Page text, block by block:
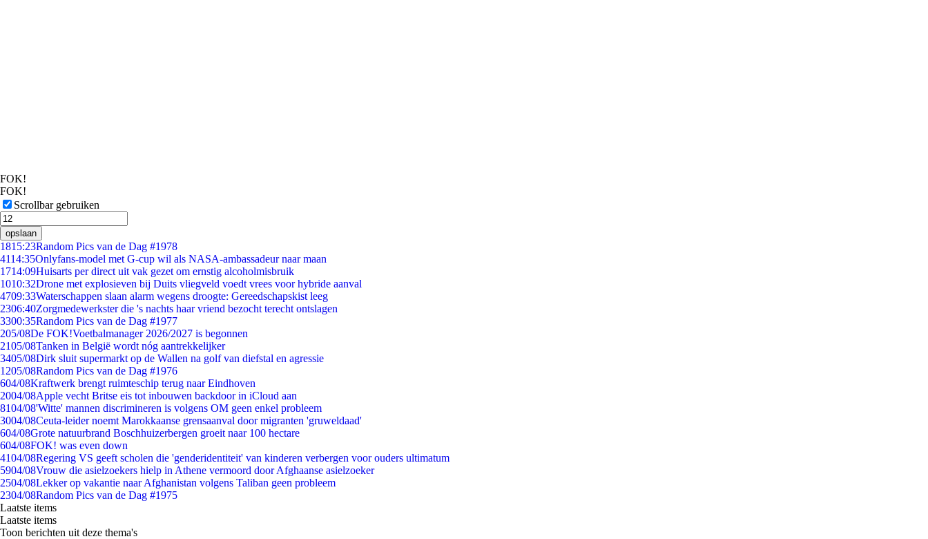
FOK!
FOK!
Scrollbar gebruiken
opslaan
1815:23Random Pics van de Dag #1978
4114:35Onlyfans-model met G-cup wil als NASA-ambassadeur naar maan
1714:09Huisarts per direct uit vak gezet om ernstig alcoholmisbruik
1010:32Drone met explosieven bij Duits vliegveld voedt vrees voor hybride aanval
4709:33Waterschappen slaan alarm wegens droogte: Gereedschapskist leeg
2306:40Zorgmedewerkster die 's nachts haar vriend bezocht terecht ontslagen
3300:35Random Pics van de Dag #1977
205/08De FOK!Voetbalmanager 2026/2027 is begonnen
2105/08Tanken in België wordt nóg aantrekkelijker
3405/08Dirk sluit supermarkt op de Wallen na golf van diefstal en agressie
1205/08Random Pics van de Dag #1976
604/08Kraftwerk brengt ruimteschip terug naar Eindhoven
2004/08Apple vecht Britse eis tot inbouwen backdoor in iCloud aan
8104/08'Witte' mannen discrimineren is volgens OM geen enkel probleem
3004/08Ceuta-leider noemt Marokkaanse grensaanval door migranten 'gruweldaad'
604/08Grote natuurbrand Boschhuizerbergen groeit naar 100 hectare
604/08FOK! was even down
4104/08Regering VS geeft scholen die 'genderidentiteit' van kinderen verbergen voor ouders ultimatum
5904/08Vrouw die asielzoekers hielp in Athene vermoord door Afghaanse asielzoeker
2504/08Lekker op vakantie naar Afghanistan volgens Taliban geen probleem
2304/08Random Pics van de Dag #1975
Laatste items
Laatste items
Toon berichten uit deze thema's